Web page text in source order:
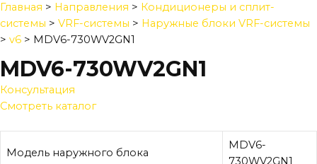
Главная > Направления > Кондиционеры и сплит-
системы > VRF-системы > Наружные блоки VRF-системы
> v6 > MDV6-730WV2GN1
MDV6-730WV2GN1
Консультация
Смотреть каталог
Модель наружного блока
MDV6-
730WV2GN1